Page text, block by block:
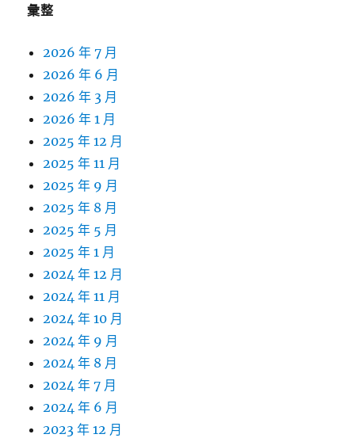
彙整
2026 年 7 月
2026 年 6 月
2026 年 3 月
2026 年 1 月
2025 年 12 月
2025 年 11 月
2025 年 9 月
2025 年 8 月
2025 年 5 月
2025 年 1 月
2024 年 12 月
2024 年 11 月
2024 年 10 月
2024 年 9 月
2024 年 8 月
2024 年 7 月
2024 年 6 月
2023 年 12 月